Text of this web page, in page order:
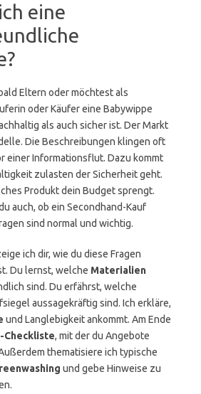
eine
Eltern oder möchtest als
oder Käufer eine Babywippe
als auch sicher ist. Der Markt
Die Beschreibungen klingen oft
einer Informationsflut. Dazu kommt
zulasten der Sicherheit geht.
Produkt dein Budget sprengt.
auch, ob ein Secondhand-Kauf
sind normal und wichtig.
ich dir, wie du diese Fragen
Du lernst, welche Materialien
sind. Du erfährst, welche
aussagekräftig sind. Ich erkläre,
und Langlebigkeit ankommt. Am Ende
Checkliste, mit der du Angebote
thematisiere ich typische
und gebe Hinweise zu